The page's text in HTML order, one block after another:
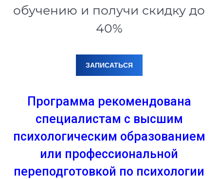
обучению и получи скидку до
40%
ЗАПИСАТЬСЯ
Программа рекомендована
специалистам с высшим
психологическим образованием
или профессиональной
переподготовкой по психологии